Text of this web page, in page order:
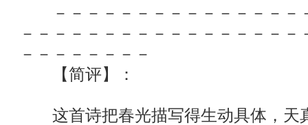
－－－－－－－－－－－－－－－
－－－－－－－－－－－－－－－－
－－－－－－－－
【简评】：
这首诗把春光描写得生动具体，天